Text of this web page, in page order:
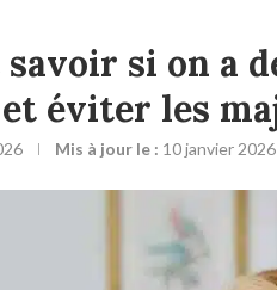
si on a
éviter les
Mis à jour le : 10 janvier 2026